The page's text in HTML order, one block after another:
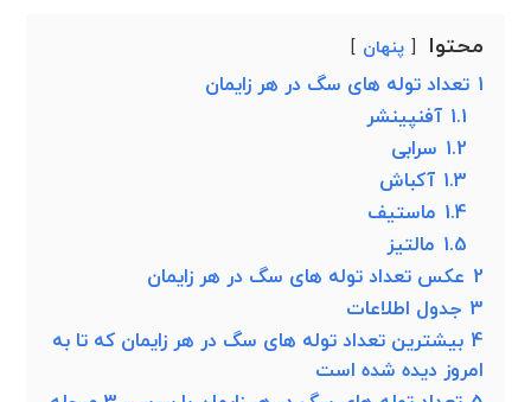
محتوا پنهان
1 تعداد توله های سگ در هر زایمان
1.1 آفنپینشر
1.2 سرابی
1.3 آکباش
1.4 ماستیف
1.5 مالتیز
2 عکس تعداد توله های سگ در هر زایمان
3 جدول اطلاعات
4 بیشترین تعداد توله های سگ در هر زایمان که تا به
امروز دیده شده است